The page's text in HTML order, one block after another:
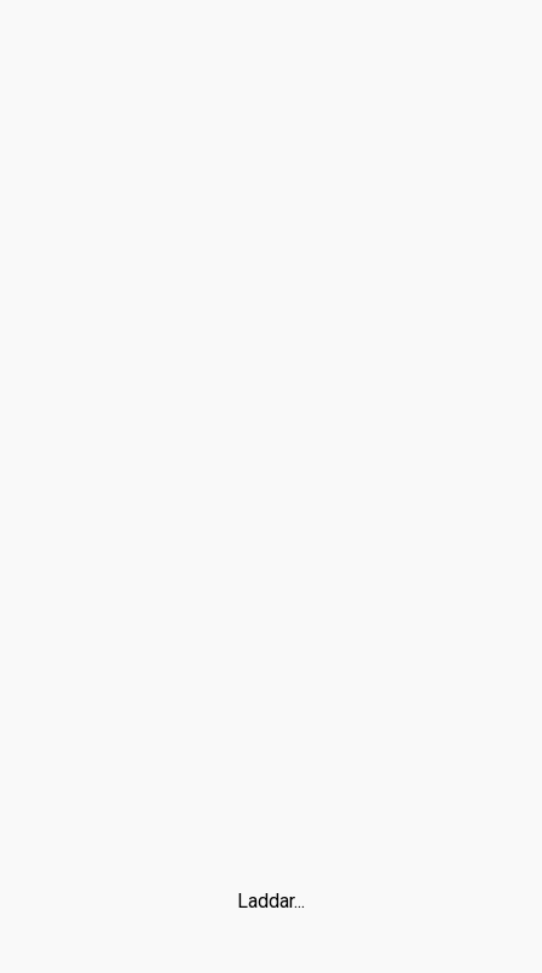
Laddar...